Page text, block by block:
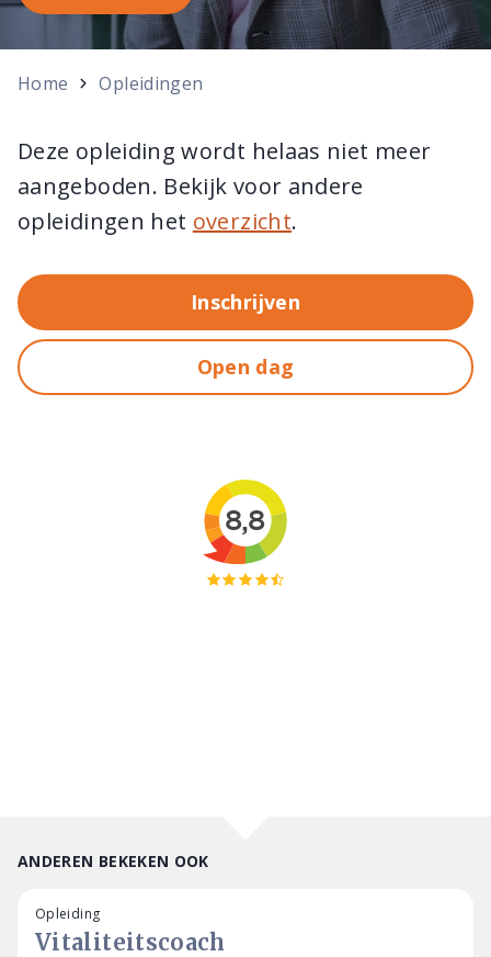
Home Opleidingen
Deze opleiding wordt helaas niet meer
aangeboden. Bekijk voor andere
opleidingen het overzicht.
Inschrijven
Open dag
ANDEREN BEKEKEN OOK
Vitaliteitscoach
Opleiding